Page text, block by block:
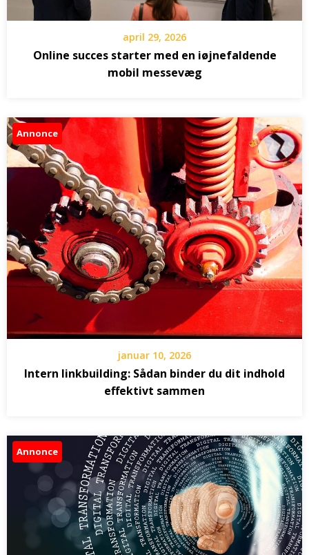
april 29, 2026
Online succes starter med en iøjnefaldende
mobil messevæg
Annonce
januar 10, 2026
Intern linkbuilding: Sådan binder du dit indhold
effektivt sammen
Annonce